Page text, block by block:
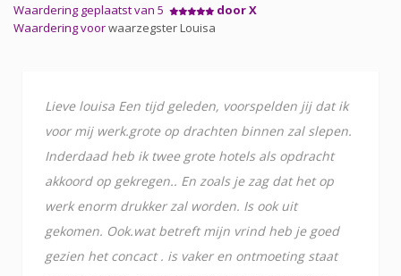
Waardering geplaatst van 5
door X
Waardering voorwaarzegster Louisa
Lieve louisa Een tijd geleden, voorspelden jij dat ik
voor mij werk.grote op drachten binnen zal slepen.
Inderdaad heb ik twee grote hotels als opdracht
akkoord op gekregen.. En zoals je zag dat het op
werk enorm drukker zal worden. Is ook uit
gekomen. Ook.wat betreft mijn vrind heb je goed
gezien het concact . is vaker en ontmoeting staat